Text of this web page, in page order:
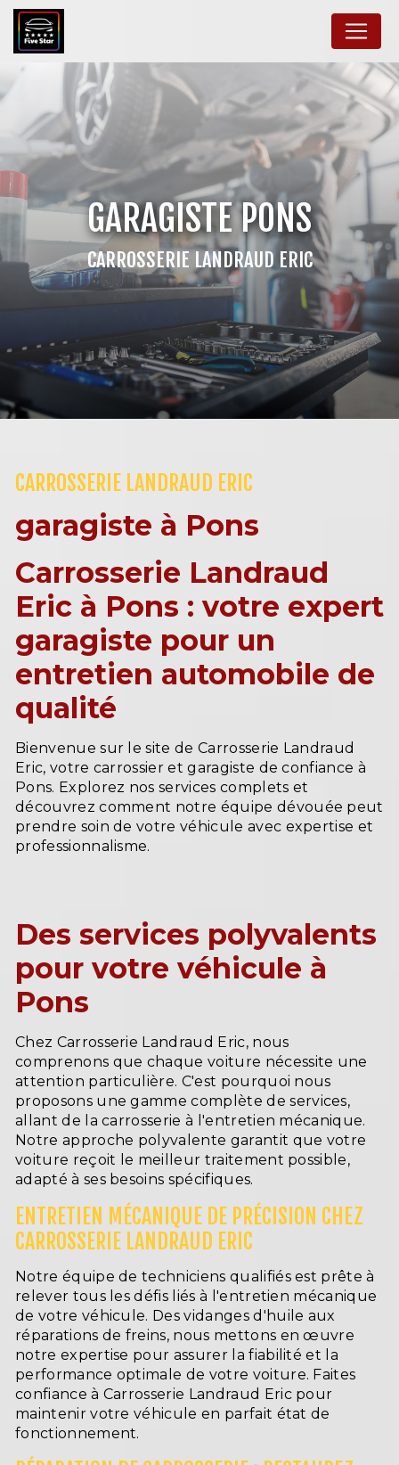
GARAGISTE PONS
CARROSSERIE LANDRAUD ERIC
CARROSSERIE LANDRAUD ERIC
garagiste à Pons
Carrosserie Landraud
Eric à Pons : votre expert
garagiste pour un
entretien automobile de
qualité
Bienvenue sur le site de Carrosserie Landraud
Eric, votre carrossier et garagiste de confiance à
Pons. Explorez nos services complets et
découvrez comment notre équipe dévouée peut
prendre soin de votre véhicule avec expertise et
professionnalisme.
Des services polyvalents
pour votre véhicule à
Pons
Chez Carrosserie Landraud Eric, nous
comprenons que chaque voiture nécessite une
attention particulière. C'est pourquoi nous
proposons une gamme complète de services,
allant de la carrosserie à l'entretien mécanique.
Notre approche polyvalente garantit que votre
voiture reçoit le meilleur traitement possible,
adapté à ses besoins spécifiques.
ENTRETIEN MÉCANIQUE DE PRÉCISION CHEZ
CARROSSERIE LANDRAUD ERIC
Notre équipe de techniciens qualifiés est prête à
relever tous les défis liés à l'entretien mécanique
de votre véhicule. Des vidanges d'huile aux
réparations de freins, nous mettons en œuvre
notre expertise pour assurer la fiabilité et la
performance optimale de votre voiture. Faites
confiance à Carrosserie Landraud Eric pour
maintenir votre véhicule en parfait état de
fonctionnement.
Panneau de gestion des cookies